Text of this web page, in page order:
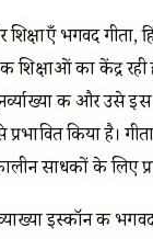
भगवद गीता,
शिक्षाओं का केंद्र
की और उसे
किया है।
साधकों के लिए
इस्कॉन की